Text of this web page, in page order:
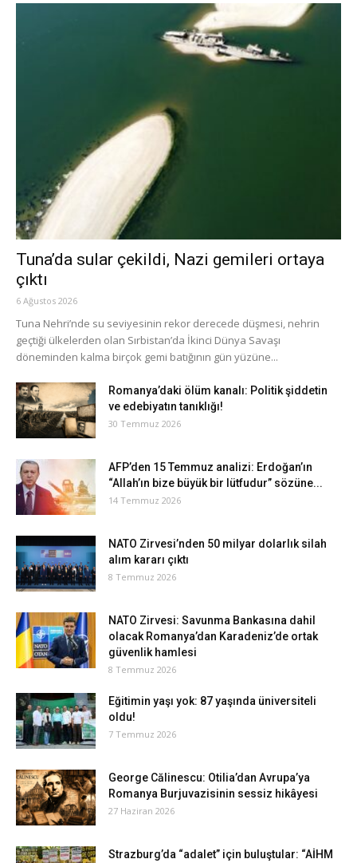
Tuna’da sular çekildi, Nazi gemileri ortaya
çıktı
6 Ağustos 2026
Tuna Nehri’nde su seviyesinin rekor derecede düşmesi, nehrin
geçtiği ülkelerden olan Sırbistan’da İkinci Dünya Savaşı
döneminden kalma birçok gemi batığının gün yüzüne...
Romanya’daki ölüm kanalı: Politik şiddetin
ve edebiyatın tanıklığı!
30 Temmuz 2026
AFP’den 15 Temmuz analizi: Erdoğan’ın
“Allah’ın bize büyük bir lütfudur” sözüne...
14 Temmuz 2026
NATO Zirvesi’nden 50 milyar dolarlık silah
alım kararı çıktı
8 Temmuz 2026
NATO Zirvesi: Savunma Bankasına dahil
olacak Romanya’dan Karadeniz’de ortak
güvenlik hamlesi
8 Temmuz 2026
Eğitimin yaşı yok: 87 yaşında üniversiteli
oldu!
7 Temmuz 2026
George Călinescu: Otilia’dan Avrupa’ya
Romanya Burjuvazisinin sessiz hikâyesi
27 Haziran 2026
Strazburg’da “adalet” için buluştular: “AİHM